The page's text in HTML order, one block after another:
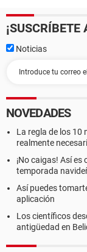
¡SUSCRÍBETE
Noticias
NOVEDADES
La regla de los 10
realmente
¡No caigas! Así
temporada
Así puedes
aplicación
Los científicos
antigüedad en